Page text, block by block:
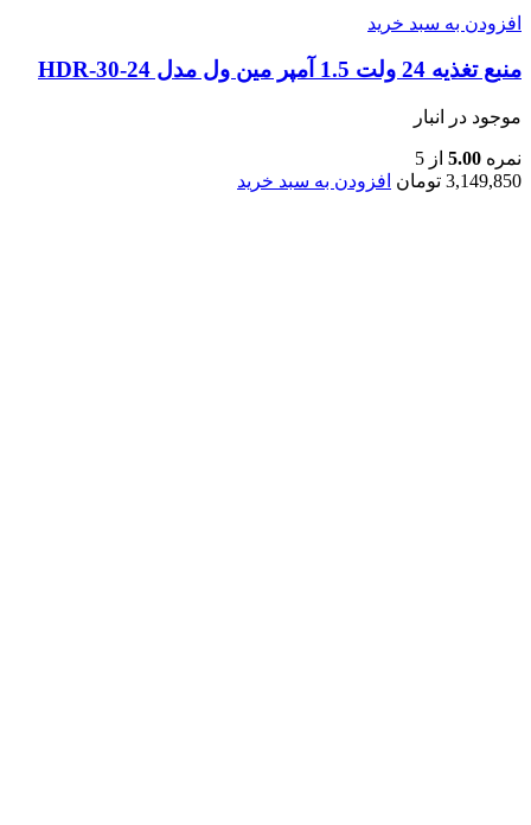
افزودن به سبد خرید
منبع تغذیه 24 ولت 1.5 آمپر مین ول مدل HDR-30-24
موجود در انبار
نمره 5.00 از 5
3,149,850 تومان افزودن به سبد خرید